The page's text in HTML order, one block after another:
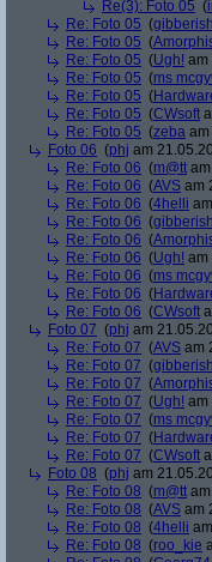
Re(3): Foto 05 (
Re: Foto 05 (gibberish
Re: Foto 05 (
Re: Foto 05 (Ugh! am
Re: Foto 05 (ms
Re: Foto 05 (
Re: Foto 05 (CWsoft
Re: Foto 05 (zeba
Foto 06 (phj am
Re: Foto 06 (m@tt
Re: Foto 06 (AVS am
Re: Foto 06 (4helli
Re: Foto 06 (gibberish
Re: Foto 06 (
Re: Foto 06 (Ugh! am
Re: Foto 06 (ms
Re: Foto 06 (
Re: Foto 06 (CWsoft
Foto 07 (phj am
Re: Foto 07 (AVS am
Re: Foto 07 (gibberish
Re: Foto 07 (
Re: Foto 07 (Ugh! am
Re: Foto 07 (ms
Re: Foto 07 (
Re: Foto 07 (CWsoft
Foto 08 (phj am
Re: Foto 08 (m@tt
Re: Foto 08 (AVS am
Re: Foto 08 (4helli
Re: Foto 08 (roo_kie